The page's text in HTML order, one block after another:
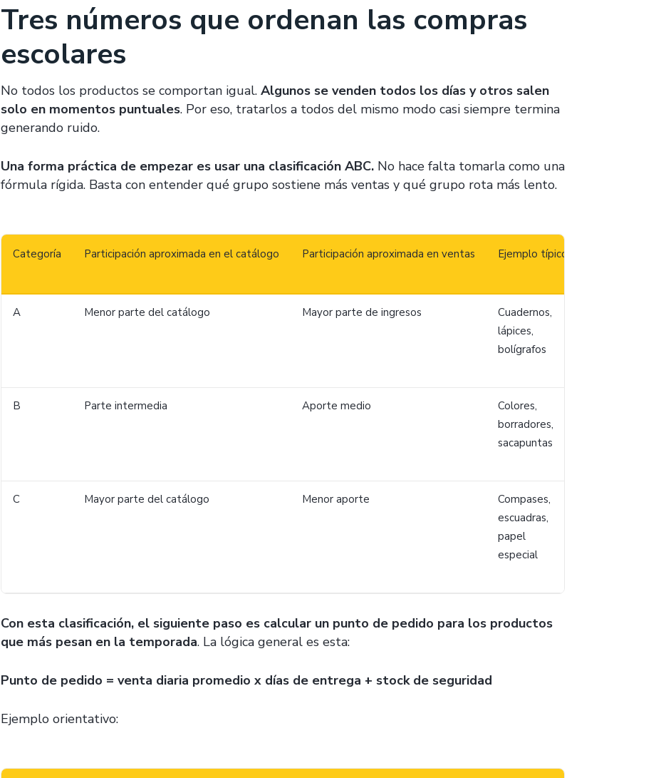
Tres números que ordenan las compras
escolares
No todos los productos se comportan igual. Algunos se venden todos los días y otros salen
solo en momentos puntuales. Por eso, tratarlos a todos del mismo modo casi siempre termina
generando ruido.
Una forma práctica de empezar es usar una clasificación ABC. No hace falta tomarla como una
fórmula rígida. Basta con entender qué grupo sostiene más ventas y qué grupo rota más lento.
Categoría Participación aproximada en el catálogo Participación aproximada en ventas Ejemplo típico
A Menor parte del catálogo Mayor parte de ingresos
Cuadernos,
lápices,
bolígrafos
B Parte intermedia Aporte medio
Colores,
borradores,
sacapuntas
C Mayor parte del catálogo Menor aporte
Compases,
escuadras,
papel
especial
Con esta clasificación, el siguiente paso es calcular un punto de pedido para los productos
que más pesan en la temporada. La lógica general es esta:
Punto de pedido = venta diaria promedio x días de entrega + stock de seguridad
Ejemplo orientativo: